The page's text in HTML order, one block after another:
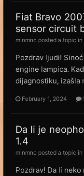
Fiat Bravo
sensor circuit
mlnmnc posted a topic in
Pozdrav ljudi!
engine lampica.
dijagnostiku, izašla
February 1, 2024
Da li je
1.4
mlnmnc posted a topic in
Pozdrav! Da li